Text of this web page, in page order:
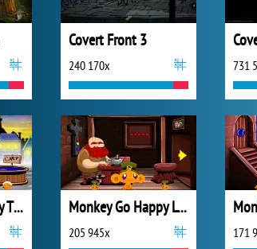
Covert Front 3
240 170x 731
Monkey Go Happy Thanksgiving Monkey Go Happy Leprechauns
205 945x 171